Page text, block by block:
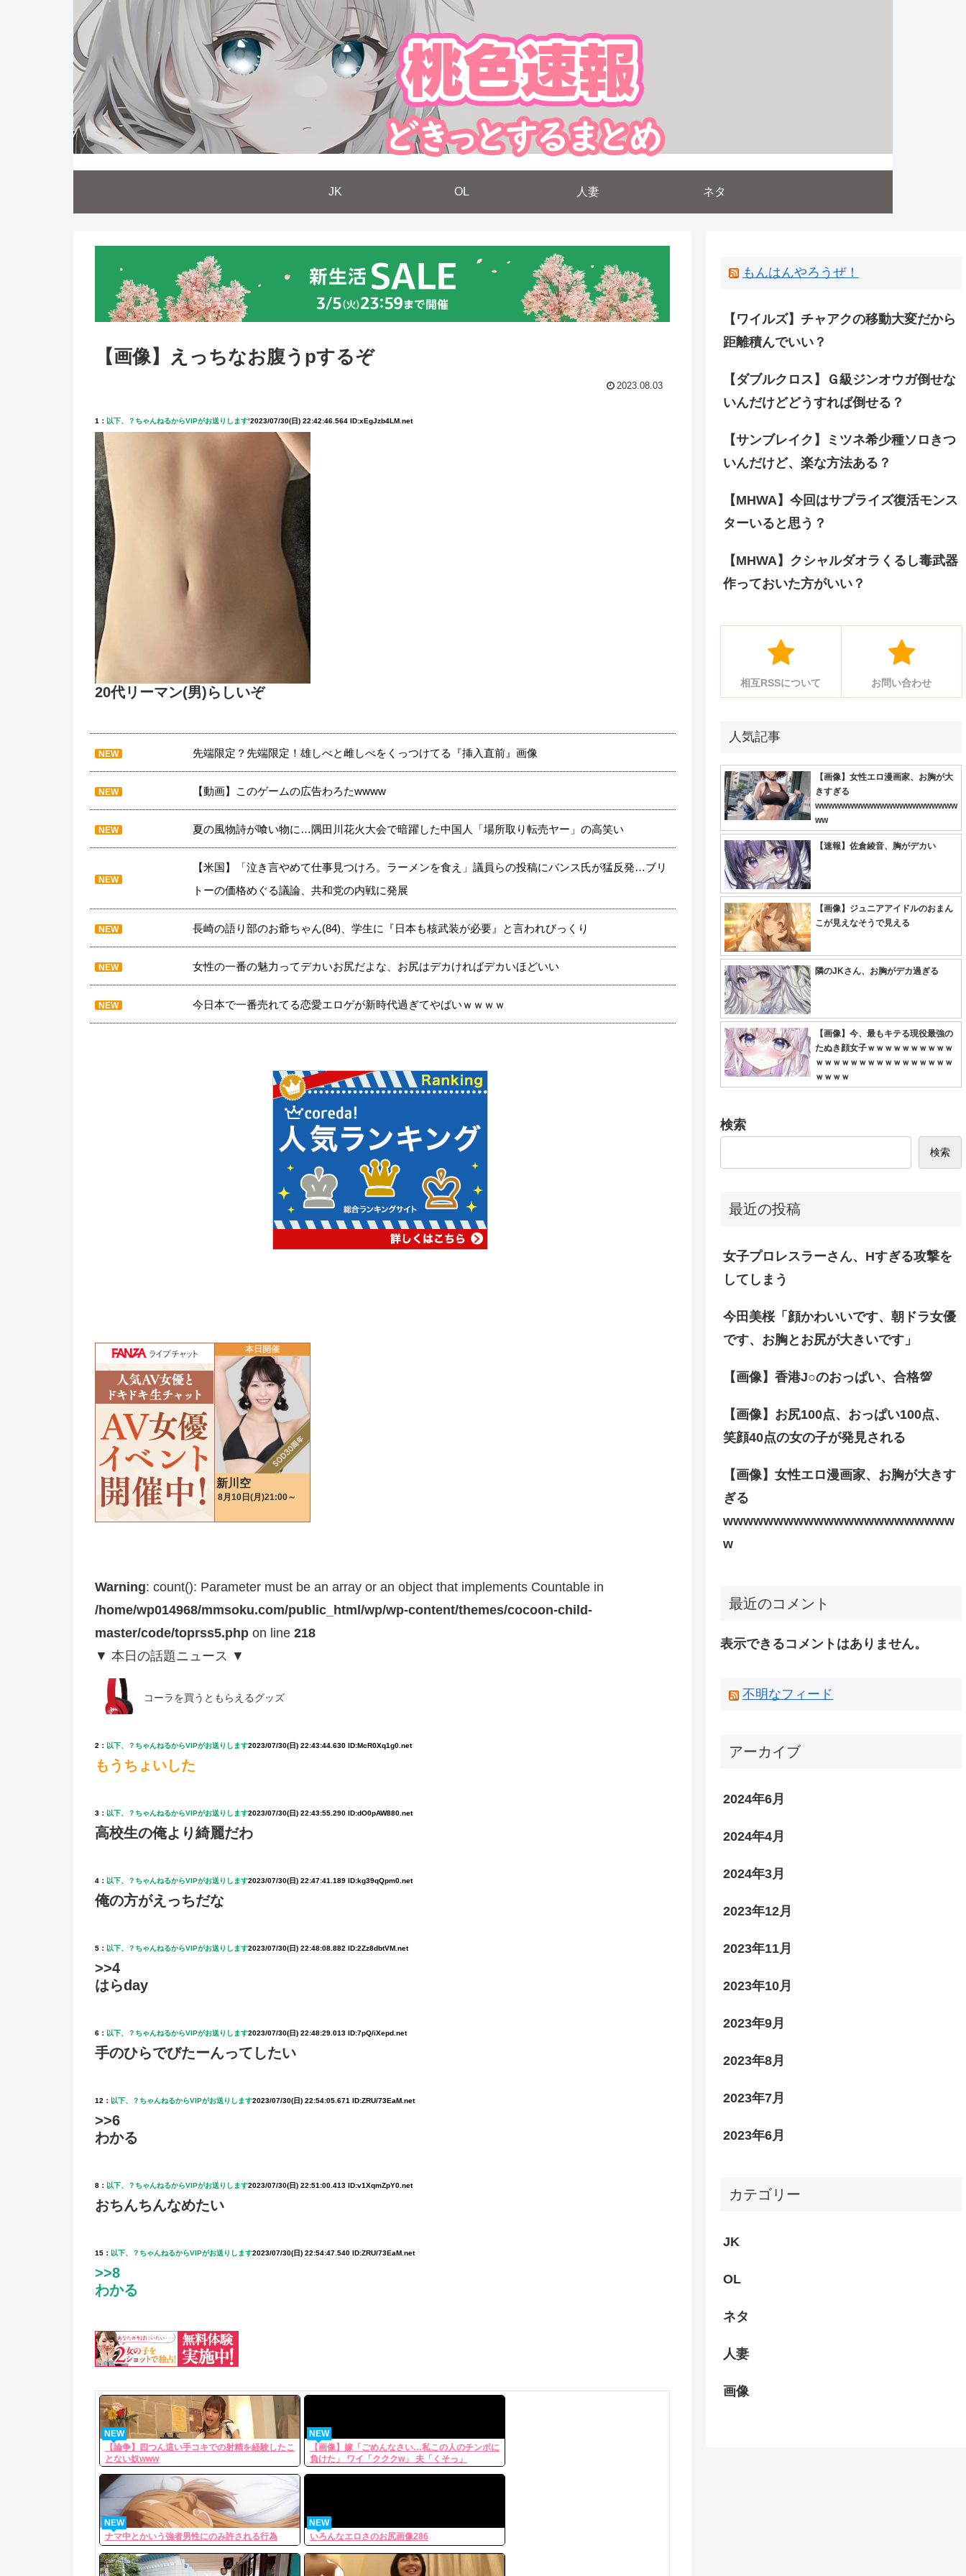
JK OL 人妻 ネタ
【画像】えっちなお腹うpするぞ
2023.08.03
1： 以下、？ちゃんねるからVIPがお送りします‘2023/07/30(日) 22:42:46.564 ID:xEgJzb4LM.net
20代リーマン(男)らしいぞ
NEW 先端限定？先端限定！雄しべと雌しべをくっつけてる『挿入直前』画像
NEW 【動画】このゲームの広告わろたwwww
NEW 夏の風物詩が喰い物に…隅田川花火大会で暗躍した中国人「場所取り転売ヤー」の高笑い
NEW
【米国】「泣き言やめて仕事見つけろ。ラーメンを食え」議員らの投稿にバンス氏が猛反発…ブリ
トーの価格めぐる議論、共和党の内戦に発展
NEW 長崎の語り部のお爺ちゃん(84)、学生に『日本も核武装が必要』と言われびっくり
NEW 女性の一番の魅力ってデカいお尻だよな、お尻はデカければデカいほどいい
NEW 今日本で一番売れてる恋愛エロゲが新時代過ぎてやばいｗｗｗｗ
Warning: count(): Parameter must be an array or an object that implements Countable in
/home/wp014968/mmsoku.com/public_html/wp/wp-content/themes/cocoon-child-
master/code/toprss5.php on line 218
▼ 本日の話題ニュース ▼
コーラを買うともらえるグッズ
2： 以下、？ちゃんねるからVIPがお送りします2023/07/30(日) 22:43:44.630 ID:McR0Xq1g0.net
もうちょいした
3： 以下、？ちゃんねるからVIPがお送りします2023/07/30(日) 22:43:55.290 ID:dO0pAW880.net
高校生の俺より綺麗だわ
4： 以下、？ちゃんねるからVIPがお送りします2023/07/30(日) 22:47:41.189 ID:kg39qQpm0.net
俺の方がえっちだな
5： 以下、？ちゃんねるからVIPがお送りします2023/07/30(日) 22:48:08.882 ID:2Zz8dbtVM.net
>>4
はらday
6： 以下、？ちゃんねるからVIPがお送りします2023/07/30(日) 22:48:29.013 ID:7pQ/iXepd.net
手のひらでびたーんってしたい
12： 以下、？ちゃんねるからVIPがお送りします2023/07/30(日) 22:54:05.671 ID:ZRU/73EaM.net
>>6
わかる
8： 以下、？ちゃんねるからVIPがお送りします2023/07/30(日) 22:51:00.413 ID:v1XqmZpY0.net
おちんちんなめたい
15： 以下、？ちゃんねるからVIPがお送りします2023/07/30(日) 22:54:47.540 ID:ZRU/73EaM.net
>>8
わかる
【論争】四つん這い手コキでの射精を経験したこ
とない奴www
NEW
【画像】嫁「ごめんなさい…私この人のチンポに
負けた」 ワイ「クククw」 夫「くそっ」
NEW
ナマ中とかいう強者男性にのみ許される行為
NEW
いろんなエロさのお尻画像286
NEW
もんはんやろうぜ！
【ワイルズ】チャアクの移動大変だから
距離積んでいい？
【ダブルクロス】Ｇ級ジンオウガ倒せな
いんだけどどうすれば倒せる？
【サンブレイク】ミツネ希少種ソロきつ
いんだけど、楽な方法ある？
【MHWA】今回はサプライズ復活モンス
ターいると思う？
【MHWA】クシャルダオラくるし毒武器
作っておいた方がいい？
相互RSSについて お問い合わせ
人気記事
【画像】女性エロ漫画家、お胸が大
きすぎる
wwwwwwwwwwwwwwwwwwwwww
ww
【速報】佐倉綾音、胸がデカい
【画像】ジュニアアイドルのおまん
こが見えなそうで見える
隣のJKさん、お胸がデカ過ぎる
【画像】今、最もキテる現役最強の
たぬき顔女子ｗｗｗｗｗｗｗｗｗｗ
ｗｗｗｗｗｗｗｗｗｗｗｗｗｗｗｗ
ｗｗｗｗ
検索
検索
最近の投稿
女子プロレスラーさん、Hすぎる攻撃を
してしまう
今田美桜「顔かわいいです、朝ドラ女優
です、お胸とお尻が大きいです」
【画像】香港J○のおっぱい、合格💯
【画像】お尻100点、おっぱい100点、
笑顔40点の女の子が発見される
【画像】女性エロ漫画家、お胸が大きす
ぎる
wwwwwwwwwwwwwwwwwwwwwww
w
最近のコメント
表示できるコメントはありません。
不明なフィード
アーカイブ
2024年6月
2024年4月
2024年3月
2023年12月
2023年11月
2023年10月
2023年9月
2023年8月
2023年7月
2023年6月
カテゴリー
JK
OL
ネタ
人妻
画像